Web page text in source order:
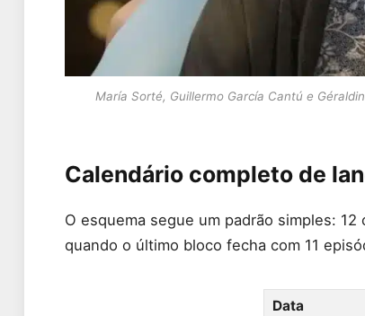
María Sorté, Guillermo García Cantú e
Calendário completo de
O esquema segue um padrão simples:
quando o último bloco fecha com 11
Data